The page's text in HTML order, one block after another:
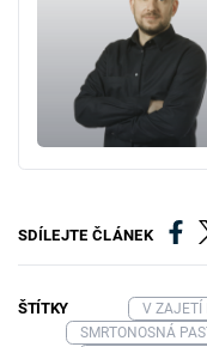
SDÍLEJTE ČLÁNEK
ŠTÍTKY V ZAJETÍ
SMRTONOSNÁ